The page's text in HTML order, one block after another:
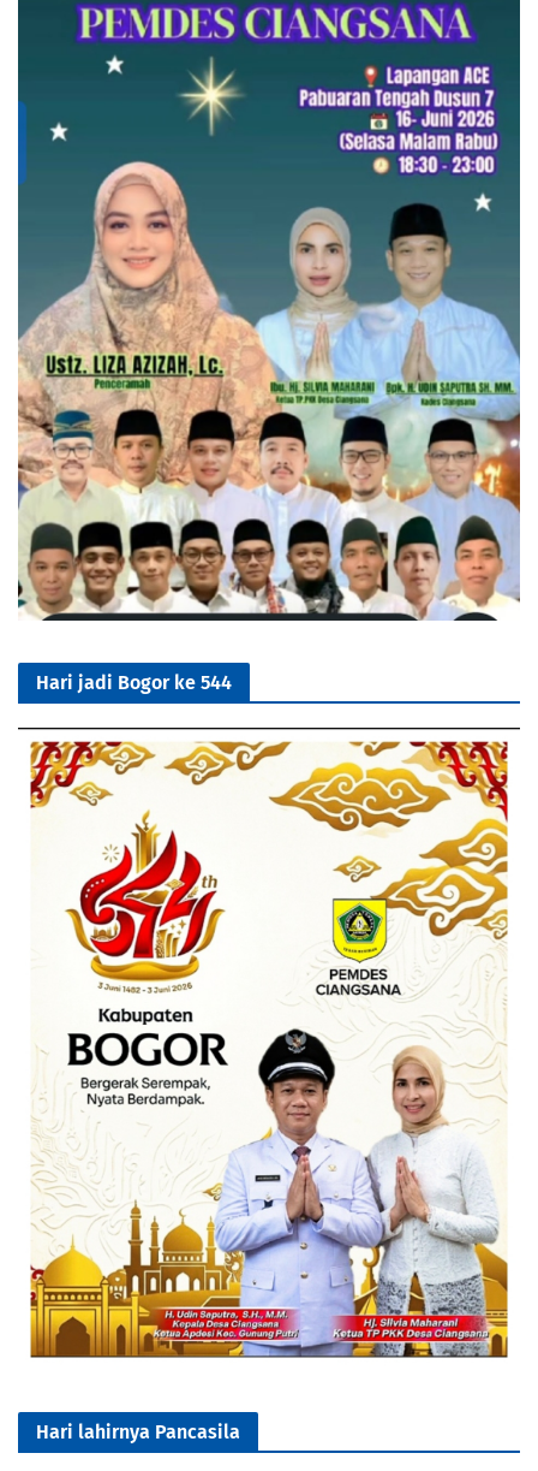
Hari jadi Bogor ke 544
Hari lahirnya Pancasila